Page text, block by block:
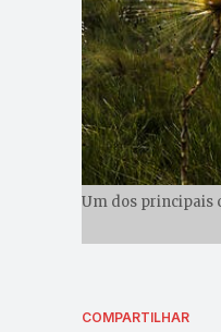
Um dos principais
COMPARTILHAR